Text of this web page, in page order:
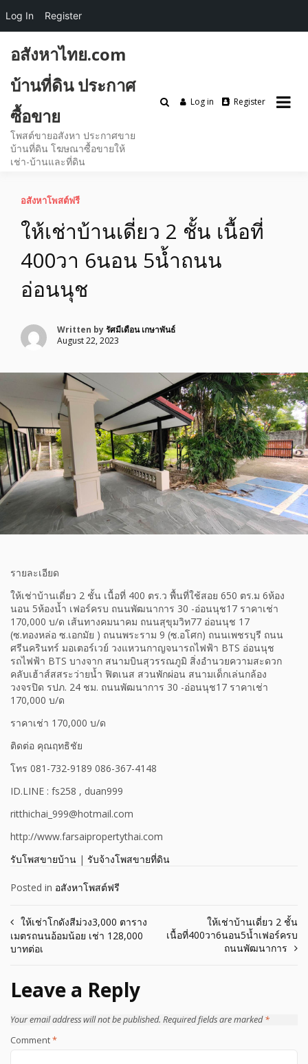
content
อสังหาไทย.com
บ้านที่ดิน ประกาศ
ซื้อขาย
โพสต์ขายอสังหา ประกาศขาย
บ้านที่ดิน โฆษณาซื้อขายให้
เช่า-บ้านและที่ดิน
Log in Register
อสังหาโพสต์ฟรี
ให้เช่าบ้านเดี่ยว 2 ชั้น เนื้อที่
400วา 6นอน 5น้ำถนน
อ่อนนุช
Written byรัศมีเดือน เกษาพันธ์
August 22, 2023
รายละเอียด
ให้เช่าบ้านเดี่ยว 2 ชั้น เนื้อที่ 400 ตร.ว พื้นที่ใช้สอย 650 ตร.ม 6ห้อง
นอน 5ห้องน้ำ เฟอร์ครบ ถนนพัฒนาการ 30 -อ่อนนุช17 ราคาเช่า
170,000 บ/ด เส้นทางคมนาคม ถนนสุขุมวิท77 อ่อนนุช 17
(ซ.ทองหล่อ ซ.เอกมัย ) ถนนพระราม 9 (ซ.อโศก) ถนนเพชรบุรี ถนน
ศรีนครินทร์ มอเตอร์เวย์ วงแหวนกาญจนารถไฟฟ้า BTS อ่อนนุช
รถไฟฟ้า BTS บางจาก สนามบินสุวรรณภูมิ สิ่งอำนวยความสะดวก
คลับเฮ้าส์สสระว่ายน้ำ ฟิตเนส สวนพักผ่อน สนามเด็กเล่นกล้อง
วงจรปิด รปภ. 24 ชม. ถนนพัฒนาการ 30 -อ่อนนุช17 ราคาเช่า
170,000 บ/ด
ราคาเช่า 170,000 บ/ด
ติดต่อ คุณฤทธิชัย
โทร 081-732-9189 086-367-4148
ID.LINE : fs258 , duan999
ritthichai_999@hotmail.com
http://www.farsaipropertythai.com
รับโพสขายบ้าน | รับจ้างโพสขายที่ดิน
Posted in อสังหาโพสต์ฟรี
Post
navigation
ให้เช่าโกดังสีม่วง3,000 ตาราง
เมตรถนนอ้อมน้อย เช่า 128,000
บาทต่อเ
ให้เช่าบ้านเดี่ยว 2 ชั้น
เนื้อที่400วา6นอน5น้ำเฟอร์ครบ
ถนนพัฒนาการ
Leave a Reply
Your email address will not be published. Required fields are marked*
Comment*
Log In Register